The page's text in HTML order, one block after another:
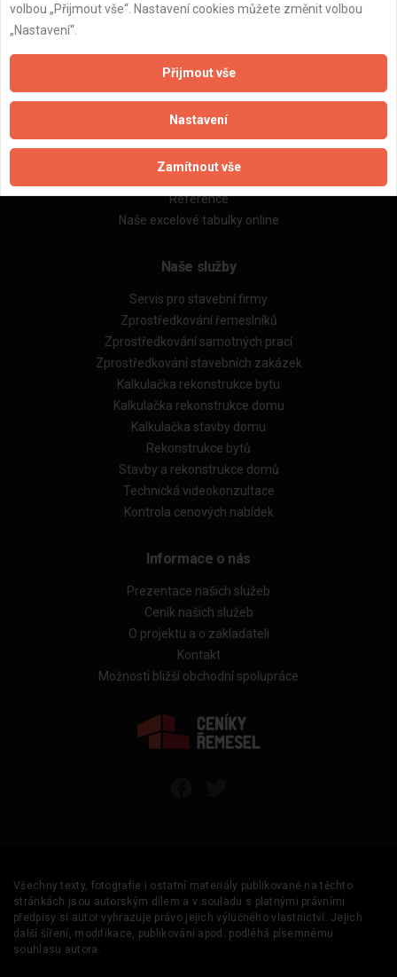
Naše firmy a řemeslníci
Zpracování a ochrana osobních údajů
Reference
Naše excelové tabulky online
Naše služby
Servis pro stavební firmy
Zprostředkování řemeslníků
Zprostředkování samotných prací
Zprostředkování stavebních zakázek
Kalkulačka rekonstrukce bytu
Kalkulačka rekonstrukce domu
Kalkulačka stavby domu
Rekonstrukce bytů
Stavby a rekonstrukce domů
Technická videokonzultace
Kontrola cenových nabídek
Informace o nás
Prezentace našich služeb
Ceník našich služeb
O projektu a o zakladateli
Kontakt
Možnosti bližší obchodní spolupráce
Všechny texty, fotografie i ostatní materiály publikované na těchto
stránkách jsou autorským dílem a v souladu s platnými právními
předpisy si autor vyhrazuje právo jejich výlučného vlastnictví. Jejich
další šíření, modifikace, publikování apod. podléhá písemnému
souhlasu autora.
volbou „Přijmout vše“. Nastavení cookies můžete změnit volbou
„Nastavení“.
Přijmout vše
Nastavení
Zamítnout vše